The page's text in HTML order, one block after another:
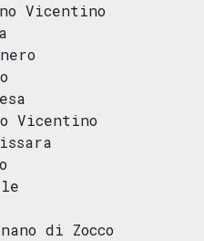
Vicentino
Vicentino
di Zocco